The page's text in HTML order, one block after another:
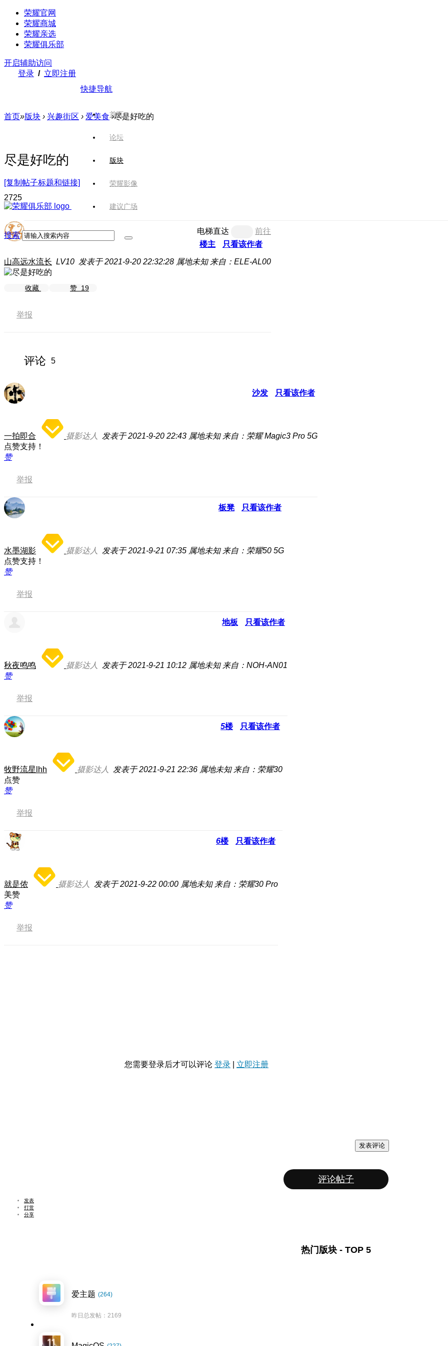
荣耀官网
荣耀商城
荣耀亲选
荣耀俱乐部
开启辅助访问
登录 / 立即注册
快捷导航
首页
论坛
版块
荣耀影像
建议广场
搜索
首页»版块 › 兴趣街区 › 爱美食 ›尽是好吃的
尽是好吃的
[复制帖子标题和链接]
2725
电梯直达
前往
楼主
只看该作者
山高远水流长 LV10 发表于 2021-9-20 22:32:28 属地未知 来自：ELE-AL00
收藏 赞 19
举报
评论 5
沙发 只看该作者
一拍即合 摄影达人 发表于 2021-9-20 22:43 属地未知 来自：荣耀 Magic3 Pro 5G
点赞支持！
赞
举报
板凳 只看该作者
水墨湖影 摄影达人 发表于 2021-9-21 07:35 属地未知 来自：荣耀50 5G
点赞支持！
赞
举报
地板 只看该作者
秋夜鸣鸣 摄影达人 发表于 2021-9-21 10:12 属地未知 来自：NOH-AN01
赞
举报
5楼 只看该作者
牧野流星lhh 摄影达人 发表于 2021-9-21 22:36 属地未知 来自：荣耀30
点赞
赞
举报
6楼 只看该作者
就是侬 摄影达人 发表于 2021-9-22 00:00 属地未知 来自：荣耀30 Pro
美赞
赞
举报
您需要登录后才可以评论 登录 立即注册
发表评论
评论帖子
发表
打赏
分享
热门版块 - TOP 5
爱主题 (264)
昨日总发帖：2169